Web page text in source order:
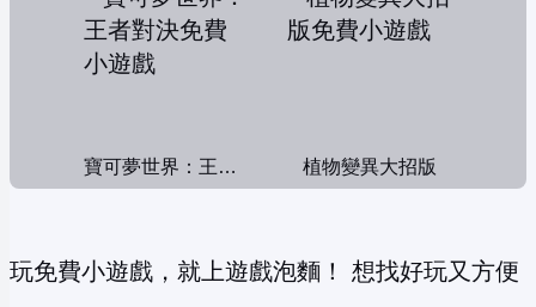
寶可夢世界：王者對決 植物變異大招版
玩免費小遊戲，就上遊戲泡麵！ 想找好玩又方便